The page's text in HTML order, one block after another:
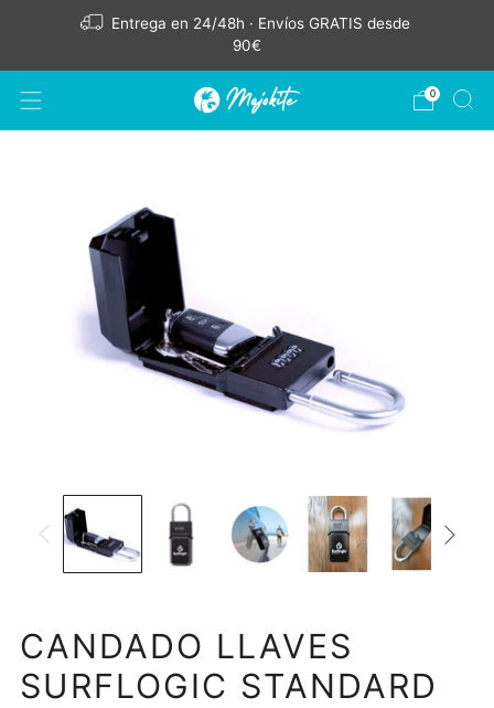
Entrega en 24/48h · Envíos GRATIS desde
90€
0
CANDADO LLAVES
SURFLOGIC STANDARD